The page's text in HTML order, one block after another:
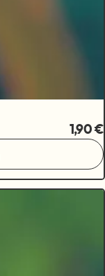
1,90 €